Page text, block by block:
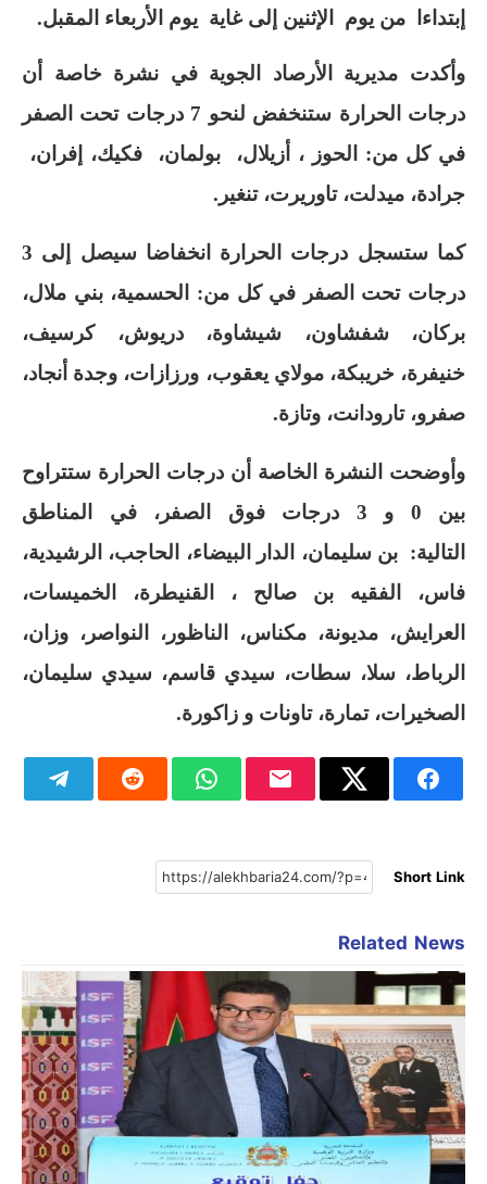
إبتداءا
من يوم الإثنين إلى غاية يوم الأربعاء المقبل.
وأكدت مديرية الأرصاد الجوية في نشرة خاصة أن
درجات الحرارة ستنخفض لنحو 7 درجات تحت الصفر
في كل من: الحوز ، أزيلال،
بولمان،
فكيك، إفران،
جرادة، ميدلت، تاوريرت، تنغير .
كما ستسجل درجات الحرارة انخفاضا سيصل إلى 3
درجات تحت الصفر في كل من: الحسمية، بني ملال،
بركان، شفشاون، شيشاوة، دريوش، كرسيف،
خنيفرة، خريبكة، مولاي يعقوب، ورزازات، وجدة أنجاد،
صفرو، تارودانت، وتازة.
وأوضحت النشرة الخاصة أن درجات الحرارة ستتراوح
بين 0 و 3 درجات فوق الصفر، في المناطق
التالية: بن سليمان، الدار البيضاء، الحاجب، الرشيدية،
فاس، الفقيه بن صالح ، القنيطرة، الخميسات،
العرايش، مديونة، مكناس، الناظور، النواصر، وزان،
الرباط، سلا، سطات، سيدي قاسم، سيدي سليمان،
الصخيرات، تمارة، تاونات و زاكورة.
Short Link
Related News